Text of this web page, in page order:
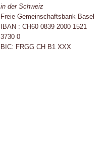
in der Schweiz
Freie Gemeinschaftsbank Basel
IBAN : CH60 0839 2000 1521
3730 0
BIC: FRGG CH B1 XXX